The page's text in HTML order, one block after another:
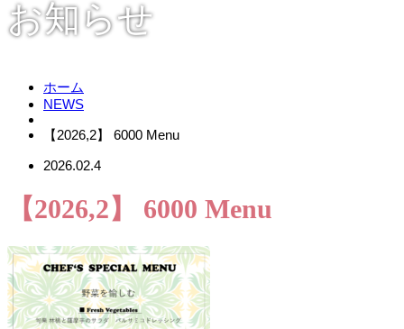
お知らせ
ホーム
NEWS
【2026,2】 6000 Menu
2026.02.4
【2026,2】 6000 Menu